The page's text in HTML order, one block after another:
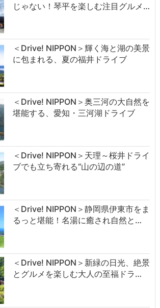
じゃない！琴平を楽しむ注目グルメ…
＜Drive! NIPPON＞輝く海と湖の美景
に包まれる、夏の福井ドライブ
＜Drive! NIPPON＞奥三河の大自然を
堪能する、愛知・三河湖ドライブ
＜Drive! NIPPON＞天理～桜井ドライ
ブでも立ち寄れる“山の辺の道”
＜Drive! NIPPON＞静岡県伊東市をま
るっと堪能！名湯に癒され自然と…
＜Drive! NIPPON＞新緑の日光、絶景
とグルメを楽しむ大人の至福ドラ…